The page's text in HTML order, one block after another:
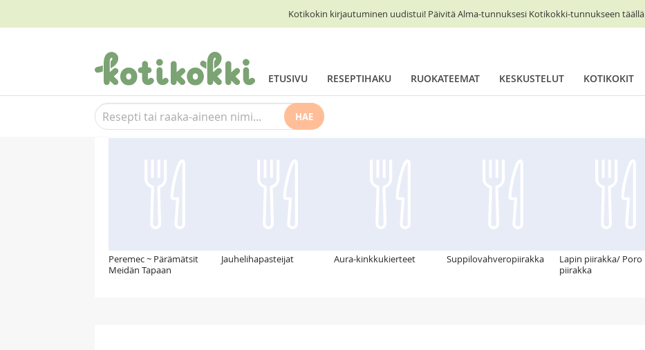
Kotikokin kirjautuminen uudistui! Päivitä Alma-tunnuksesi Kotikokki-tunnukseen täällä
ETUSIVU RESEPTIHAKU RUOKATEEMAT KESKUSTELUT KOTIKOKIT
HAE
Suosittelemme myös
Peremec ~ Pärämätsit
Meidän Tapaan
Jauhelihapasteijat Aura-kinkkukierteet Suppilovahveropiirakka
Lapin piirakka/ Poro
piirakka